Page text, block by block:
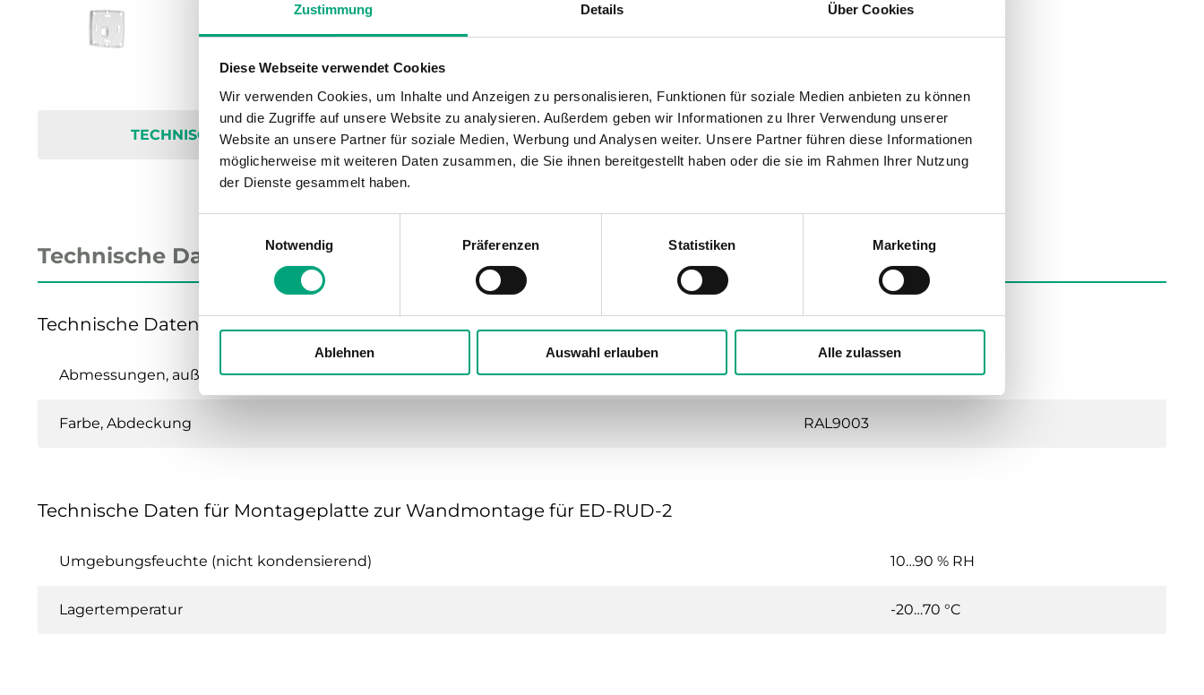
Zustimmung Details Über Cookies
Diese Webseite verwendet Cookies
Wir verwenden Cookies, um Inhalte und Anzeigen zu personalisieren, Funktionen für soziale Medien anbieten zu können
und die Zugriffe auf unsere Website zu analysieren. Außerdem geben wir Informationen zu Ihrer Verwendung unserer
Website an unsere Partner für soziale Medien, Werbung und Analysen weiter. Unsere Partner führen diese Informationen
möglicherweise mit weiteren Daten zusammen, die Sie ihnen bereitgestellt haben oder die sie im Rahmen Ihrer Nutzung
der Dienste gesammelt haben.
Notwendig
Präferenzen Statistiken Marketing
Ablehnen Auswahl erlauben Alle zulassen
TECHNISCHE DATEN
Technische Daten
Technische Daten für ED-RUD-2-WM
Abmessungen, außen (B x H x T) 95x95x10 mm
Farbe, Abdeckung RAL9003
Technische Daten für Montageplatte zur Wandmontage für ED-RUD-2
Umgebungsfeuchte (nicht kondensierend) 10…90 % RH
Lagertemperatur -20…70 °C